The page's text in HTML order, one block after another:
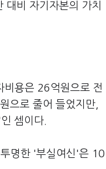
비 자기자본의 가치
용은 26억원으로 전
으로 줄어 들었지만,
셈이다.
명한 '부실여신'은 10